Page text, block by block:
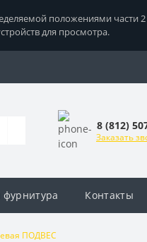
положениями части 2
для просмотра.
8 (812)
Заказать
Контакты
ПОДВЕС